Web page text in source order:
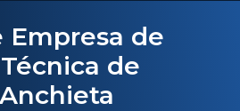
Empresa de
de